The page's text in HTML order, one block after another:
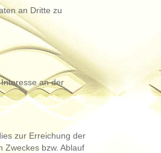
an Dritte zu
an der
zur Erreichung der
Zweckes bzw. Ablauf